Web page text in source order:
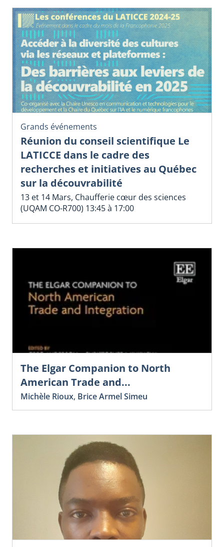
Grands événements
Réunion du conseil scientifique Le
LATICCE dans le cadre des
recherches et initiatives au Québec
sur la découvrabilité
13 et 14 Mars, Chaufferie cœur des sciences
(UQAM CO-R700) 13:45 à 17:00
The Elgar Companion to North
American Trade and...
Michèle Rioux, Brice Armel Simeu